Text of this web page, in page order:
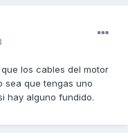
los cables del motor
sea que tengas uno
hay alguno fundido.